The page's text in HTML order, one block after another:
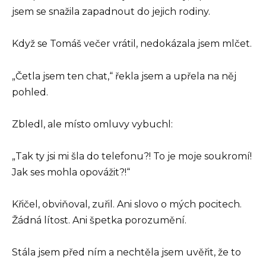
jsem se snažila zapadnout do jejich rodiny.
Když se Tomáš večer vrátil, nedokázala jsem mlčet.
„Četla jsem ten chat,“ řekla jsem a upřela na něj
pohled.
Zbledl, ale místo omluvy vybuchl:
„Tak ty jsi mi šla do telefonu?! To je moje soukromí!
Jak ses mohla opovážit?!“
Křičel, obviňoval, zuřil. Ani slovo o mých pocitech.
Žádná lítost. Ani špetka porozumění.
Stála jsem před ním a nechtěla jsem uvěřit, že to